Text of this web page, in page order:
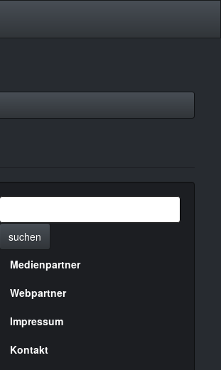
suchen
Menülinks
rechte
Seite
Medienpartner
Webpartner
Impressum
Kontakt